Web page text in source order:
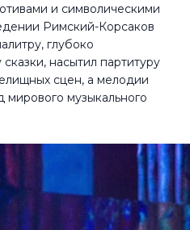
и символическими
Римский-Корсаков
глубоко
насытил партитуру
сцен, а мелодии
музыкального